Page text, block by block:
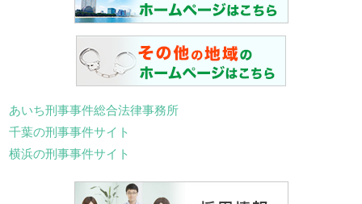
あいち刑事事件総合法律事務所
千葉の刑事事件サイト
横浜の刑事事件サイト